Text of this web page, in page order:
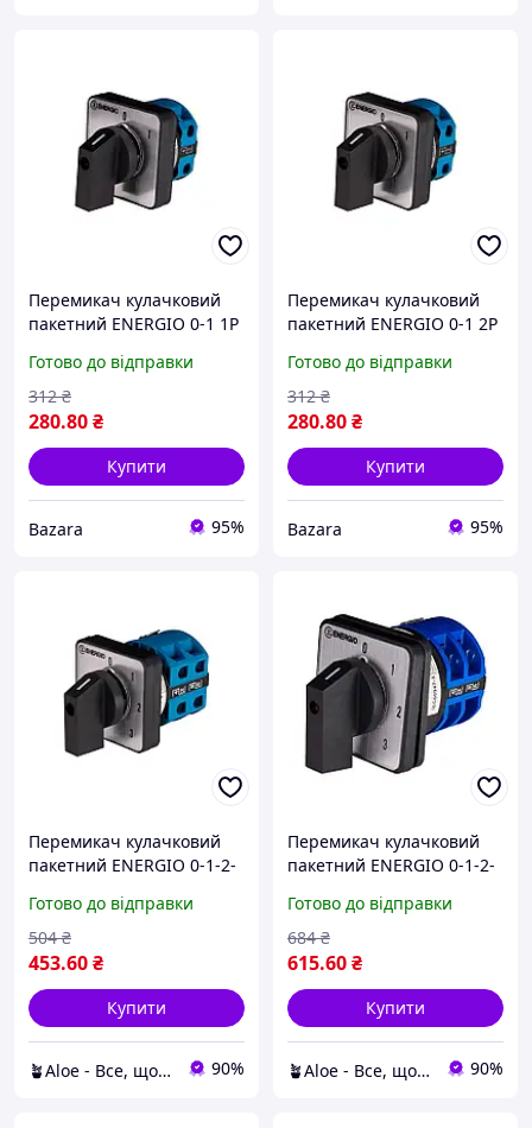
Перемикач кулачковий
пакетний ENERGIO 0-1 1P
Готово до відправки
280.80₴
312 ₴
Купити
Bazara 95%
Перемикач кулачковий
пакетний ENERGIO 0-1 2P
Готово до відправки
280.80₴
312 ₴
Купити
Bazara 95%
Перемикач кулачковий
пакетний ENERGIO 0-1-2-
Готово до відправки
453.60₴
504 ₴
Купити
🪴Aloe - Все, що потрібно — в одному магазині! 90%
Перемикач кулачковий
пакетний ENERGIO 0-1-2-
Готово до відправки
615.60₴
684 ₴
Купити
🪴Aloe - Все, що потрібно — в одному магазині! 90%